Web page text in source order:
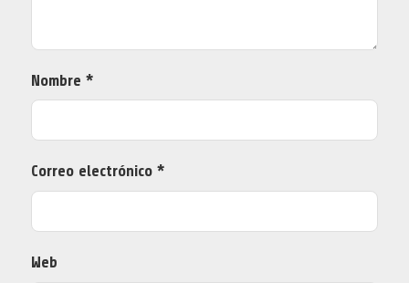
Nombre *
Correo electrónico *
Web